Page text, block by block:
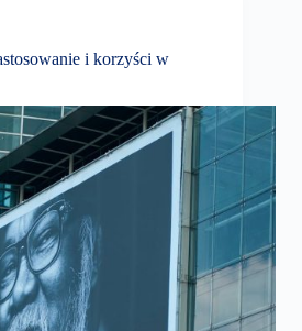
i korzyści w